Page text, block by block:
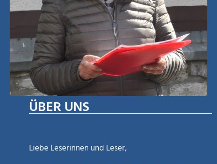
ÜBER UNS
Liebe Leserinnen und Leser,